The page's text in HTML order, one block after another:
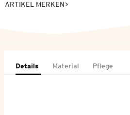
ARTIKEL MERKEN
Details Material Pflege